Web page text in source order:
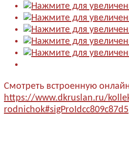
Смотреть встроенную
https://www.dkruslan.ru/
rodnichok#sigProIdcc809c87d5